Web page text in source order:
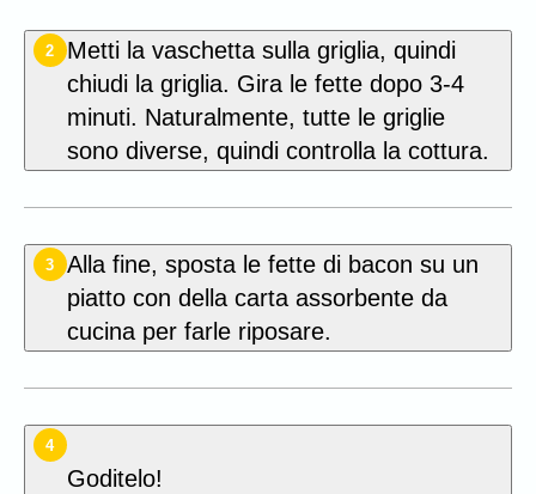
2
Metti la vaschetta sulla griglia, quindi
chiudi la griglia. Gira le fette dopo 3-4
minuti. Naturalmente, tutte le griglie
sono diverse, quindi controlla la cottura.
3
Alla fine, sposta le fette di bacon su un
piatto con della carta assorbente da
cucina per farle riposare.
4
Goditelo!